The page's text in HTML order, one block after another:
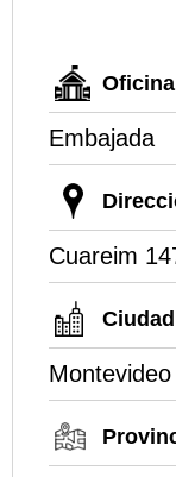
Oficina
Embajada
Cuareim
Ciudad
Montevideo